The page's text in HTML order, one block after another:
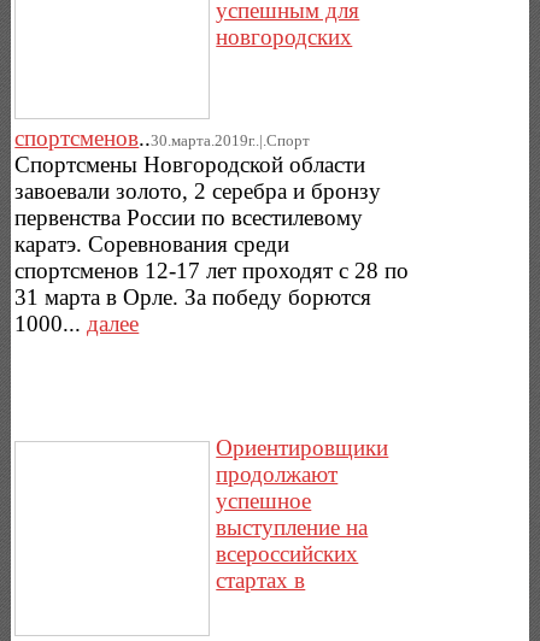
успешным для
новгородских
спортсменов..30.марта.2019г..|.Спорт
Спортсмены Новгородской области
завоевали золото, 2 серебра и бронзу
первенства России по всестилевому
каратэ. Соревнования среди
спортсменов 12-17 лет проходят с 28 по
31 марта в Орле. За победу борются
1000... далее
Ориентировщики
продолжают
успешное
выступление на
всероссийских
стартах в